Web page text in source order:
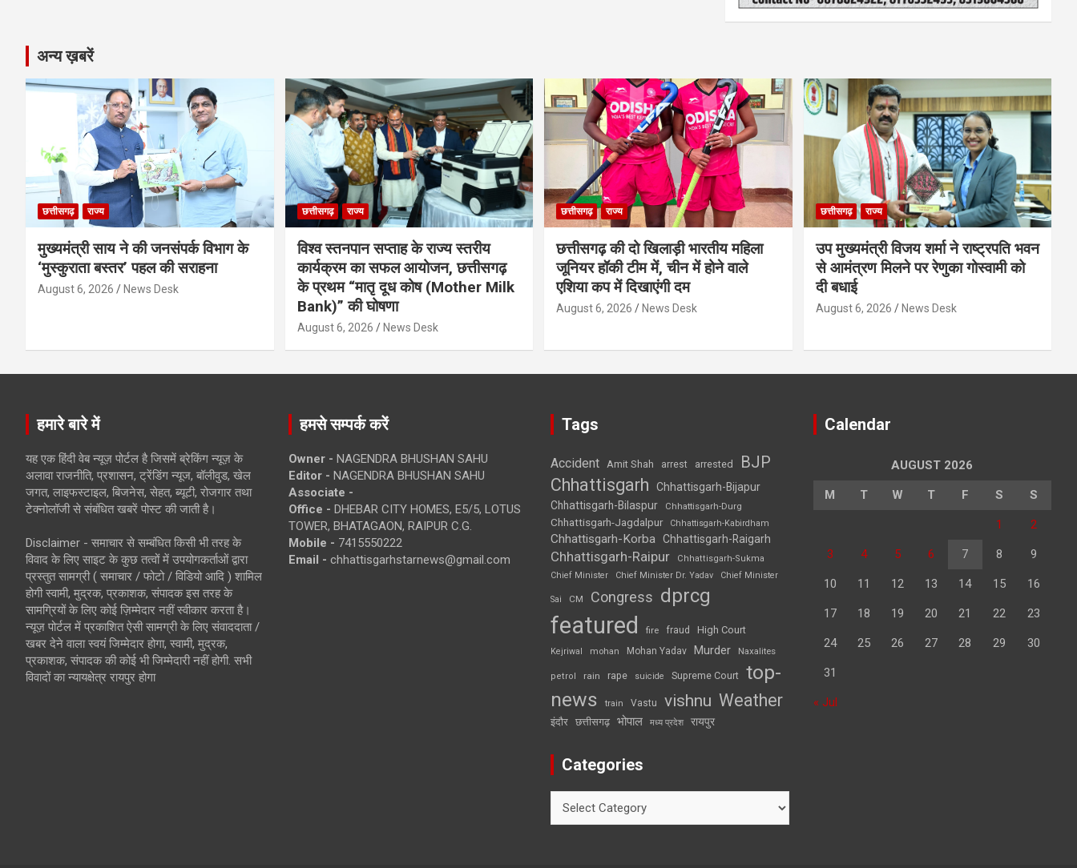
अन्य ख़बरें
छत्तीसगढ़ राज्य
मुख्यमंत्री साय ने की जनसंपर्क विभाग के
‘मुस्कुराता बस्तर’ पहल की सराहना
August 6, 2026 News Desk
छत्तीसगढ़ राज्य
विश्व स्तनपान सप्ताह के राज्य स्तरीय
कार्यक्रम का सफल आयोजन, छत्तीसगढ़
के प्रथम “मातृ दूध कोष (Mother Milk
Bank)” की घोषणा
August 6, 2026 News Desk
छत्तीसगढ़ राज्य
छत्तीसगढ़ की दो खिलाड़ी भारतीय महिला
जूनियर हॉकी टीम में, चीन में होने वाले
एशिया कप में दिखाएंगी दम
August 6, 2026 News Desk
छत्तीसगढ़ राज्य
उप मुख्यमंत्री विजय शर्मा ने राष्ट्रपति भवन
से आमंत्रण मिलने पर रेणुका गोस्वामी को
दी बधाई
August 6, 2026 News Desk
हमारे बारे में
यह एक हिंदी वेब न्यूज़ पोर्टल है जिसमें ब्रेकिंग न्यूज़ के
अलावा राजनीति, प्रशासन, ट्रेंडिंग न्यूज, बॉलीवुड, खेल
जगत, लाइफस्टाइल, बिजनेस, सेहत, ब्यूटी, रोजगार तथा
टेक्नोलॉजी से संबंधित खबरें पोस्ट की जाती है।
Disclaimer - समाचार से सम्बंधित किसी भी तरह के
विवाद के लिए साइट के कुछ तत्वों में उपयोगकर्ताओं द्वारा
प्रस्तुत सामग्री ( समाचार / फोटो / विडियो आदि ) शामिल
होगी स्वामी, मुद्रक, प्रकाशक, संपादक इस तरह के
सामग्रियों के लिए कोई ज़िम्मेदार नहीं स्वीकार करता है।
न्यूज़ पोर्टल में प्रकाशित ऐसी सामग्री के लिए संवाददाता /
खबर देने वाला स्वयं जिम्मेदार होगा, स्वामी, मुद्रक,
प्रकाशक, संपादक की कोई भी जिम्मेदारी नहीं होगी. सभी
विवादों का न्यायक्षेत्र रायपुर होगा
हमसे सम्पर्क करें
Owner - NAGENDRA BHUSHAN SAHU
Editor - NAGENDRA BHUSHAN SAHU
Associate -
Office - DHEBAR CITY HOMES, E5/5, LOTUS
TOWER, BHATAGAON, RAIPUR C.G.
Mobile - 7415550222
Email - chhattisgarhstarnews@gmail.com
Tags
Accident Amit Shah arrest arrested BJP
Chhattisgarh
Chhattisgarh-Bijapur
Chhattisgarh-Bilaspur
Chhattisgarh-Durg
Chhattisgarh-Jagdalpur Chhattisgarh-Kabirdham
Chhattisgarh-Korba Chhattisgarh-Raigarh
Chhattisgarh-Raipur
Chhattisgarh-Sukma
Chief Minister
Chief Minister Dr. Yadav Chief Minister
Sai CM Congress dprcg
featured fire fraud High Court
Kejriwal mohan Mohan Yadav Murder Naxalites
petrol rain rape suicide Supreme Court top-
news
train Vastu vishnu Weather
इंदौर छत्तीसगढ़ भोपाल मध्य प्रदेश रायपुर
Categories
Calendar
AUGUST 2026
M T W T F S S
1 2
3 4 5 6 7 8 9
10 11 12 13 14 15 16
17 18 19 20 21 22 23
24 25 26 27 28 29 30
31
« Jul